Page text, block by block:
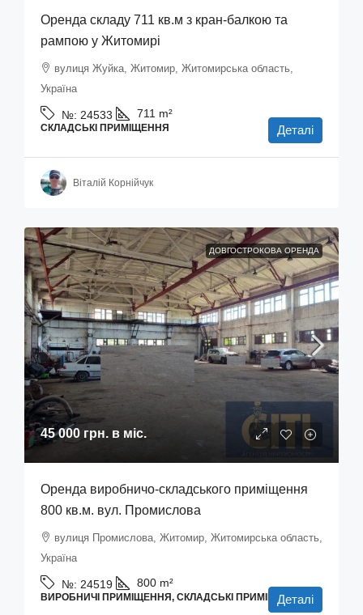
Оренда складу 711 кв.м з кран-балкою та
рампою у Житомирі
вулиця Жуйка, Житомир, Житомирська область,
Україна
№: 24533 711 m²
СКЛАДСЬКІ ПРИМІЩЕННЯ Деталі
Віталій Корнійчук
ДОВГОСТРОКОВА ОРЕНДА
45 000 грн. в міс.
Оренда виробничо-складського приміщення
800 кв.м. вул. Промислова
вулиця Промислова, Житомир, Житомирська область,
Україна
№: 24519 800 m²
ВИРОБНИЧІ ПРИМІЩЕННЯ, СКЛАДСЬКІ ПРИМІЩЕННЯ
Деталі